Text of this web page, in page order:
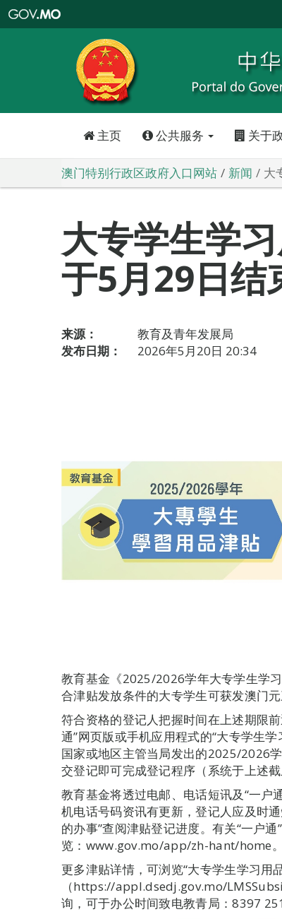
特
政
区
政
口
主页 公共服务 关于
澳门特别行政区政府入口网站 新闻 大
大专学生学
于5月29日结
来源：
教育及青年发展局
发布日期：
2026年5月20日 20:34
教育基金《2025/2026学年大专学生学
合津贴发放条件的大专学生可获发澳门
符合资格的登记人把握时间在上述期限
通”网页版或手机应用程式的“大专学生
国家或地区主管当局发出的2025/2026
交登记即可完成登记程序（系统于上述
教育基金将透过电邮、电话短讯及“一户
机电话号码资讯有更新，登记人应及时
的办事”查阅津贴登记进度。有关“一户
览：www.gov.mo/app/zh-hant/home。
更多津贴详情，可浏览“大专学生学习用
（https://appl.dsedj.gov.mo/
询，可于办公时间致电教青局：8397